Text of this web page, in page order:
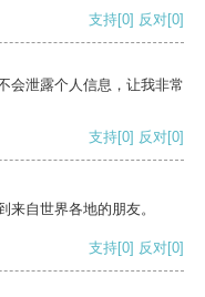
支持[0] 反对[0]
会泄露个人信息，让我非常
支持[0] 反对[0]
来自世界各地的朋友。
支持[0] 反对[0]